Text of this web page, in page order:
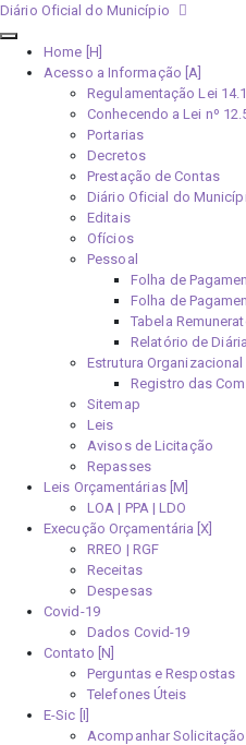
Diário Oficial do Município
Home [H]
Acesso a Informação [A]
Regulamentação Lei
Conhecendo a Lei nº
Portarias
Decretos
Prestação de Contas
Diário Oficial do
Editais
Ofícios
Pessoal
Folha de
Folha de
Tabela
Relatório de
Estrutura Organizacional
Registro das
Sitemap
Leis
Avisos de Licitação
Repasses
Leis Orçamentárias [M]
LOA | PPA | LDO
Execução Orçamentária [X]
RREO | RGF
Receitas
Despesas
Covid-19
Dados Covid-19
Contato [N]
Perguntas e Respostas
Telefones Úteis
E-Sic [I]
Acompanhar Solicitação